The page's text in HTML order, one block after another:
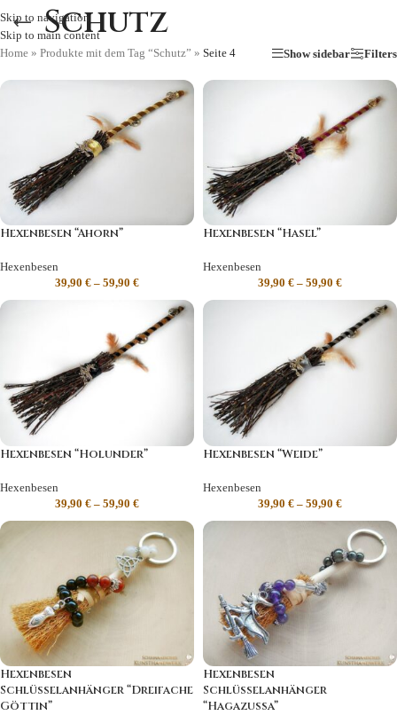
Skip to navigation
Skip to main content
Schutz
Home » Produkte mit dem Tag “Schutz” » Seite 4 Show sidebar Filters
Hexenbesen “Ahorn”
Hexenbesen
39,90 € – 59,90 €
Hexenbesen “Hasel”
Hexenbesen
39,90 € – 59,90 €
Hexenbesen “Holunder”
Hexenbesen
39,90 € – 59,90 €
Hexenbesen “Weide”
Hexenbesen
39,90 € – 59,90 €
Hexenbesen
Schlüsselanhänger “Dreifache
Göttin”
Hexenbesen
Schlüsselanhänger
“Hagazussa”